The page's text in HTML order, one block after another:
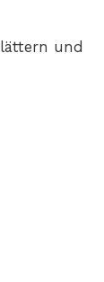
und